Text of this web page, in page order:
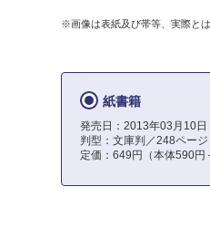
※画像は表紙及び帯等、実際と
紙書籍
発売日：2013年03月10日
判型：文庫判／248ページ
定価：649円（本体590円